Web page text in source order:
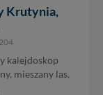
Krutynia,
kalejdoskop
mieszany las,